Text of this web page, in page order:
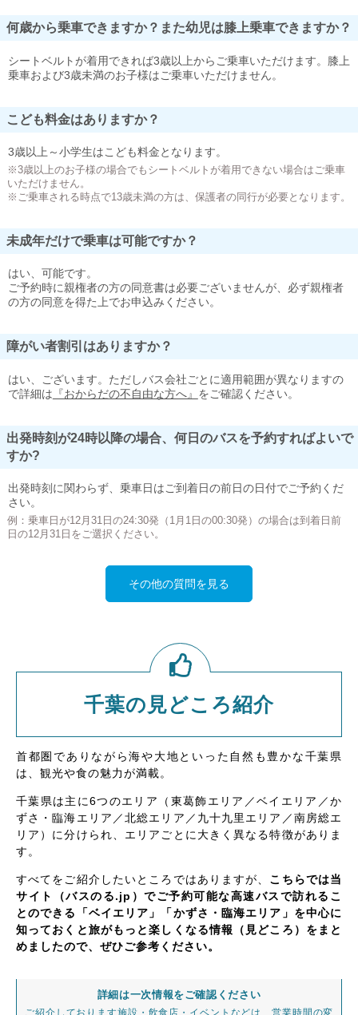
何歳から乗車できますか？また幼児は膝上乗車できますか？
シートベルトが着用できれば3歳以上からご乗車いただけます。膝上
乗車および3歳未満のお子様はご乗車いただけません。
こども料金はありますか？
3歳以上～小学生はこども料金となります。
※3歳以上のお子様の場合でもシートベルトが着用できない場合はご乗車
いただけません。
※ご乗車される時点で13歳未満の方は、保護者の同行が必要となります。
未成年だけで乗車は可能ですか？
はい、可能です。
ご予約時に親権者の方の同意書は必要ございませんが、必ず親権者
の方の同意を得た上でお申込みください。
障がい者割引はありますか？
はい、ございます。ただしバス会社ごとに適用範囲が異なりますの
で詳細は 『おからだの不自由な方へ』 をご確認ください。
出発時刻が24時以降の場合、何日のバスを予約すればよいで
すか?
出発時刻に関わらず、乗車日はご到着日の前日の日付でご予約くだ
さい。
例：乗車日が12月31日の24:30発（1月1日の00:30発）の場合は到着日前
日の12月31日をご選択ください。
その他の質問を見る
千葉の見どころ紹介
首都圏でありながら海や大地といった自然も豊かな千葉県
は、観光や食の魅力が満載。
千葉県は主に6つのエリア（東葛飾エリア／ベイエリア／か
ずさ・臨海エリア／北総エリア／九十九里エリア／南房総エ
リア）に分けられ、エリアごとに大きく異なる特徴がありま
す。
すべてをご紹介したいところではありますが、 こちらでは当
サイト（バスのる.jp）でご予約可能な高速バスで訪れるこ
とのできる「ベイエリア」「かずさ・臨海エリア」を中心に
知っておくと旅がもっと楽しくなる情報（見どころ）をまと
めましたので、ぜひご参考ください。
詳細は一次情報をご確認ください
ご紹介しております施設・飲食店・イベントなどは、営業時間の変